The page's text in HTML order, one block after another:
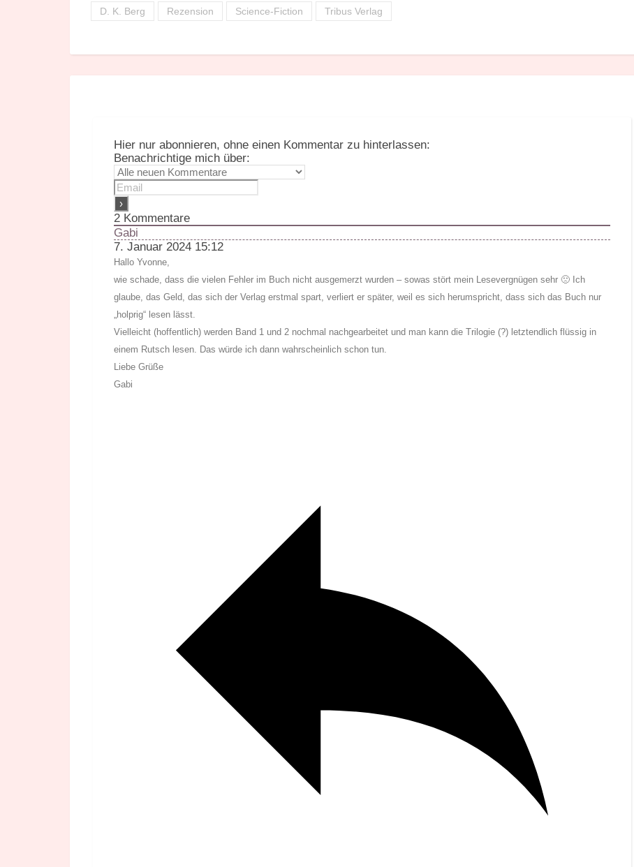
D. K. Berg Rezension Science-Fiction Tribus Verlag
Hier nur abonnieren, ohne einen Kommentar zu hinterlassen:
Benachrichtige mich über:
2 Kommentare
Gabi
7. Januar 2024 15:12
Hallo Yvonne,
wie schade, dass die vielen Fehler im Buch nicht ausgemerzt wurden – sowas stört mein Lesevergnügen sehr 🙁 Ich
glaube, das Geld, das sich der Verlag erstmal spart, verliert er später, weil es sich herumspricht, dass sich das Buch nur
„holprig“ lesen lässt.
Vielleicht (hoffentlich) werden Band 1 und 2 nochmal nachgearbeitet und man kann die Trilogie (?) letztendlich flüssig in
einem Rutsch lesen. Das würde ich dann wahrscheinlich schon tun.
Liebe Grüße
Gabi